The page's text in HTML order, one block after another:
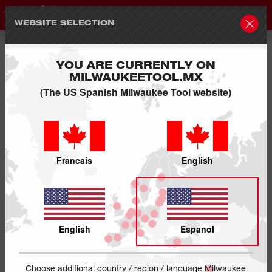
WEBSITE SELECTION
YOU ARE CURRENTLY ON
MILWAUKEETOOL.MX
(The US Spanish Milwaukee Tool website)
Francais English
English Espanol
Choose additional country / region / language Milwaukee